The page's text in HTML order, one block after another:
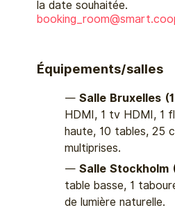
la date souhaitée.
booking_room@
Équipements/salles
Salle Bruxelles
HDMI, 1 tv HDMI, 1
haute, 10 tables, 25
multiprises.
Salle Stockholm
table basse, 1
de lumière naturelle.